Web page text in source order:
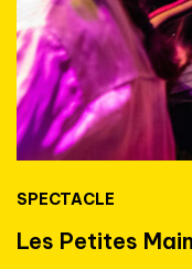
SPECTACLE
Les Petites